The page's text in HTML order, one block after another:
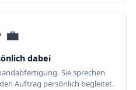
dabei
Sie sprechen
Auftrag persönlich begleitet.